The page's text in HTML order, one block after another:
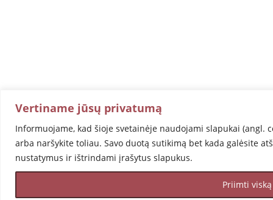
Vertiname jūsų privatumą
Informuojame, kad šioje svetainėje naudojami slapukai (angl.
arba naršykite toliau. Savo duotą sutikimą bet kada galėsite
nustatymus ir ištrindami įrašytus slapukus.
Priimti viską